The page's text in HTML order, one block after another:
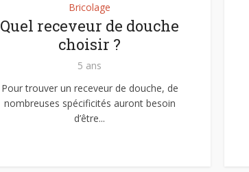
Bricolage
Quel receveur de douche
choisir ?
5 ans
Pour trouver un receveur de douche, de
nombreuses spécificités auront besoin
d’être...